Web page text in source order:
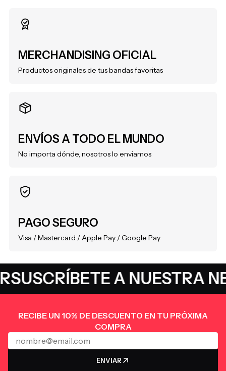
MERCHANDISING OFICIAL
Productos originales de tus bandas favoritas
ENVÍOS A TODO EL MUNDO
No importa dónde, nosotros lo enviamos
PAGO SEGURO
Visa / Mastercard / Apple Pay / Google Pay
SUSCRÍBETE A NUESTRA
RECIBE UN 10% DE DESCUENTO EN TU PRÓXIMA
COMPRA
ENVIAR